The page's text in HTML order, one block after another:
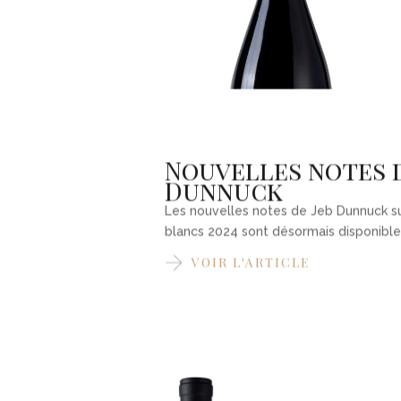
une bouche soyeuse et équilibrée. Un
vin à apprécier dans sa jeunesse.
DEMANDE
Nouvelles notes
Dunnuck
Les nouvelles notes de Jeb Dunnuck
blancs 2024 sont désormais
VOIR L'ARTICLE